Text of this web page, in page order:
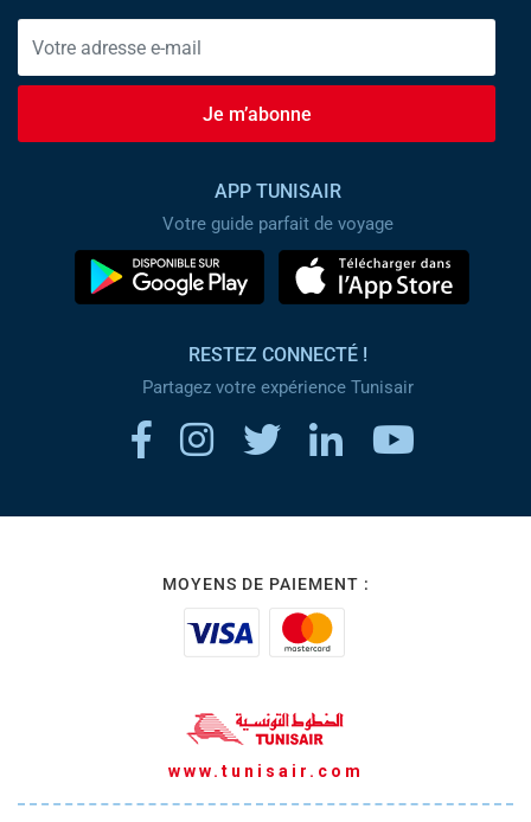
Je m’abonne
APP TUNISAIR
Votre guide parfait de voyage
RESTEZ CONNECTÉ !
Partagez votre expérience Tunisair
MOYENS DE PAIEMENT :
www.tunisair.com